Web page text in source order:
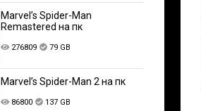
Marvel’s Spider-Man
Remastered на пк
276809 79 GB
Marvel’s Spider-Man 2 на пк
86800 137 GB